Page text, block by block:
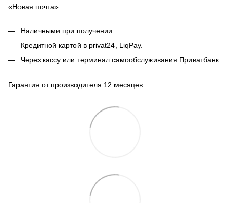
«Новая почта»
Наличными при получении.
Кредитной картой в privat24, LiqPay.
Через кассу или терминал самообслуживания Приватбанк.
Гарантия от производителя 12 месяцев